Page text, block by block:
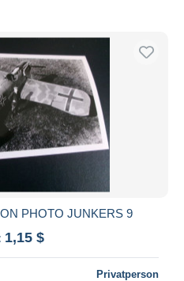
PHOTO JUNKERS 9
1,15 $
Privatperson